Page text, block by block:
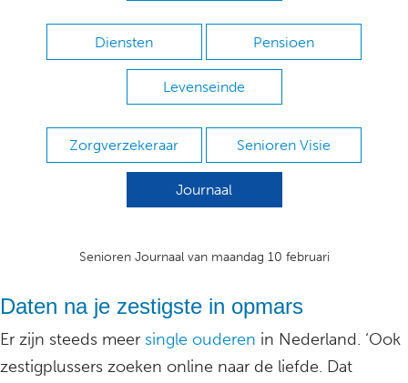
Diensten Pensioen
Levenseinde
Zorgverzekeraar Senioren Visie
Journaal
Senioren Journaal van maandag 10 februari
Daten na je zestigste in opmars
Er zijn steeds meer single ouderen in Nederland. ‘Ook
zestigplussers zoeken online naar de liefde. Dat